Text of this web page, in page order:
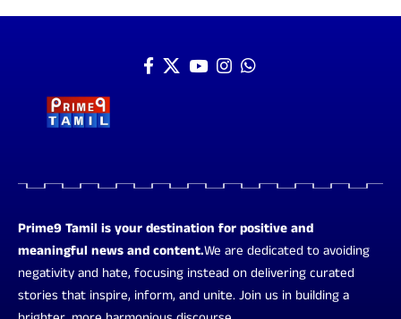
Prime9 Tamil is your destination for positive and
meaningful news and content.We are dedicated to avoiding
negativity and hate, focusing instead on delivering curated
stories that inspire, inform, and unite. Join us in building a